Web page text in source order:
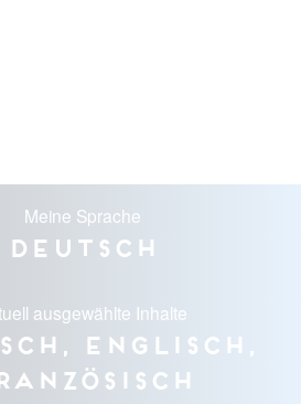
Meine Sprache
Deutsch
ausgewählte Inhalte
Englisch,